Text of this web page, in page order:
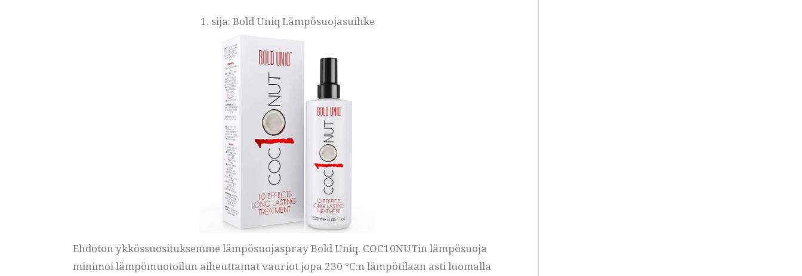
1. sija: Bold Uniq Lämpösuojasuihke
Ehdoton ykkössuosituksemme lämpösuojaspray Bold Uniq. COC10NUTin lämpösuoja
minimoi lämpömuotoilun aiheuttamat vauriot jopa 230 °C:n lämpötilaan asti luomalla